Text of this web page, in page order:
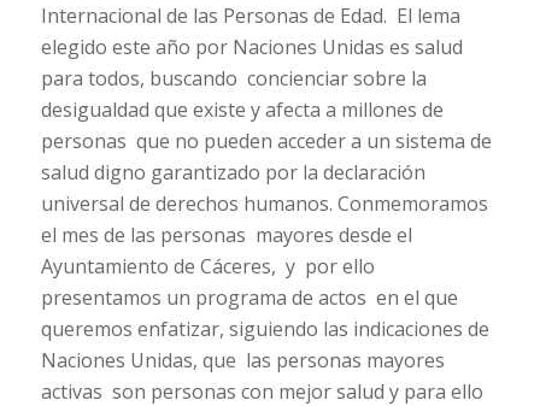
Internacional de las Personas de Edad. El lema
elegido este año por Naciones Unidas es salud
para todos, buscando concienciar sobre la
desigualdad que existe y afecta a millones de
personas que no pueden acceder a un sistema de
salud digno garantizado por la declaración
universal de derechos humanos. Conmemoramos
el mes de las personas mayores desde el
Ayuntamiento de Cáceres, y por ello
presentamos un programa de actos en el que
queremos enfatizar, siguiendo las indicaciones de
Naciones Unidas, que las personas mayores
activas son personas con mejor salud y para ello